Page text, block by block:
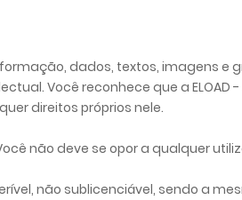
dados, textos, imagens
Você reconhece que a ELOAD -
direitos próprios nele.
não deve se opor a qualquer
não sublicenciável, sendo a